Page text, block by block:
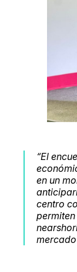
“El
en un
centro